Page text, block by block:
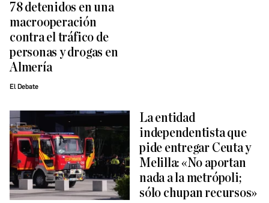
78 detenidos en una
macrooperación
contra el tráfico de
personas y drogas en
Almería
El Debate
La entidad
independentista que
pide entregar Ceuta y
Melilla: «No aportan
nada a la metrópoli;
sólo chupan recursos»